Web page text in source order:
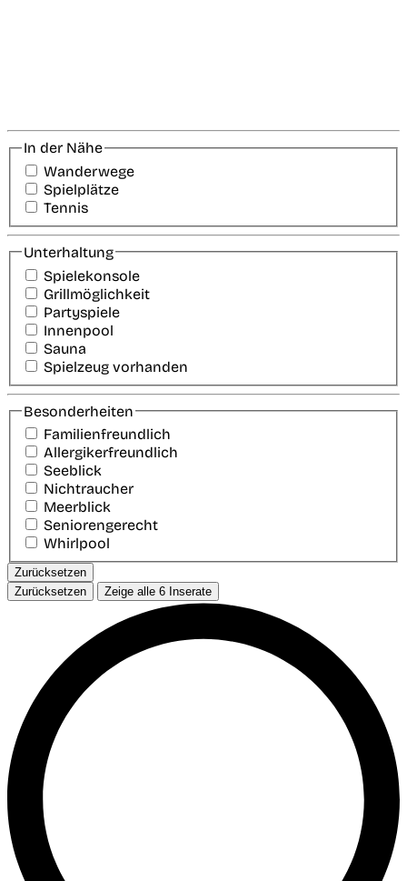
In der Nähe
Wanderwege
Spielplätze
Tennis
Unterhaltung
Spielekonsole
Grillmöglichkeit
Partyspiele
Innenpool
Sauna
Spielzeug vorhanden
Besonderheiten
Familienfreundlich
Allergikerfreundlich
Seeblick
Nichtraucher
Meerblick
Seniorengerecht
Whirlpool
Zurücksetzen
Zurücksetzen
Zeige alle 6 Inserate